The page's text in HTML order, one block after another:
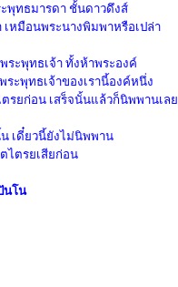
พุทธมารดา ชั้นดาวดึงส์
เหมือนพระนางพิมพาหรือเปล่า
ระพุทธเจ้า ทั้งห้าพระองค์
ะพุทธเจ้าของเรานี้องค์หนึ่ง
รยก่อน เสร็จนั้นแล้วก็นิพพานเลย
น เดี๋ยวนี้ยังไม่นิพพาน
ไตรยเสียก่อน
นโน